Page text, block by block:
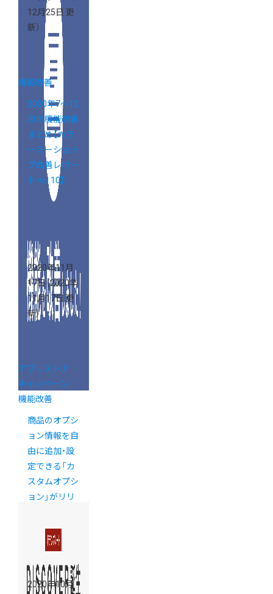
12月25日 更
新）
機能改善
2020年7～12
月の機能改善
まとめ【カラ
ーミーショッ
プ改善レポー
ト vol.10】
2020年11月
17日 （2020年
11月17日 更
新）
アプリストア
キャンペーン
機能改善
商品のオプシ
ョン情報を自
由に追加・設
定できる「カ
スタムオプシ
ョン」がリリ
プリ】
2020年10月